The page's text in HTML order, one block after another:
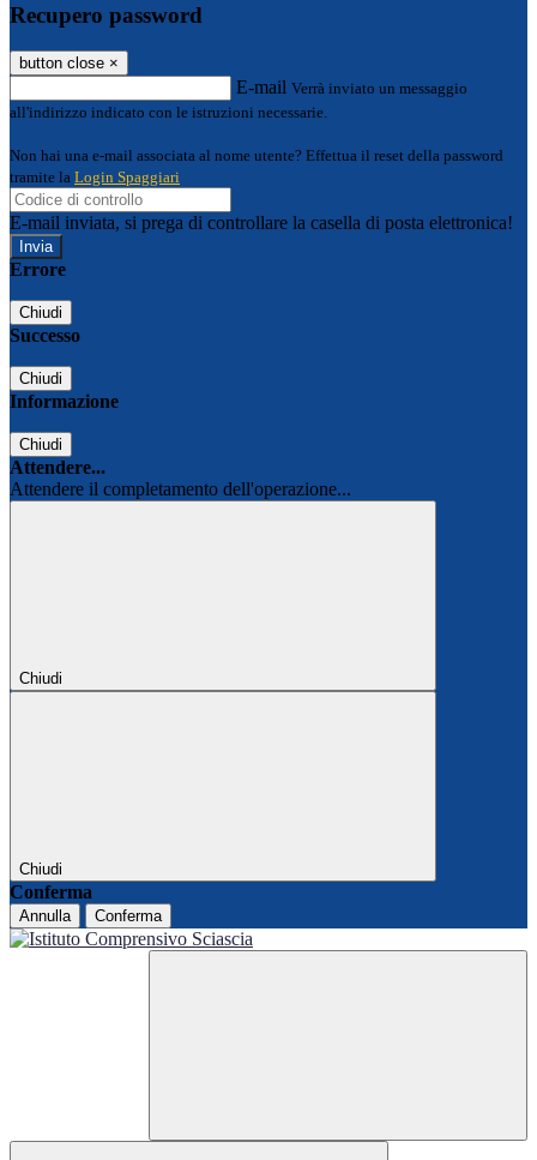
Recupero password
button close ×
E-mail Verrà inviato un messaggio
all'indirizzo indicato con le istruzioni necessarie.
Non hai una e-mail associata al nome utente? Effettua il reset della password
tramite la Login Spaggiari
E-mail inviata, si prega di controllare la casella di posta elettronica!
Errore
Chiudi
Successo
Chiudi
Informazione
Chiudi
Attendere...
Attendere il completamento dell'operazione...
Chiudi
Chiudi
Conferma
Annulla Conferma